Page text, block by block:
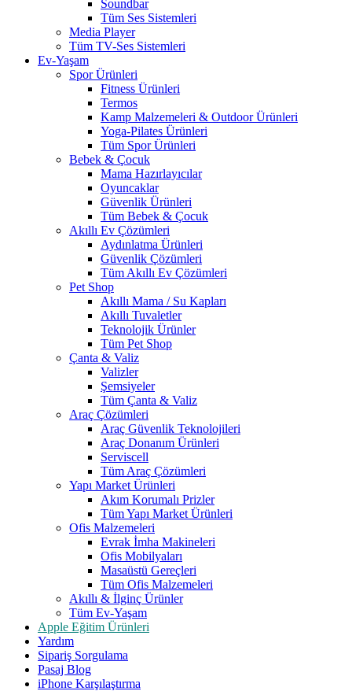
Soundbar
Tüm Ses Sistemleri
Media Player
Tüm TV-Ses Sistemleri
Ev-Yaşam
Spor Ürünleri
Fitness Ürünleri
Termos
Kamp Malzemeleri & Outdoor Ürünleri
Yoga-Pilates Ürünleri
Tüm Spor Ürünleri
Bebek & Çocuk
Mama Hazırlayıcılar
Oyuncaklar
Güvenlik Ürünleri
Tüm Bebek & Çocuk
Akıllı Ev Çözümleri
Aydınlatma Ürünleri
Güvenlik Çözümleri
Tüm Akıllı Ev Çözümleri
Pet Shop
Akıllı Mama / Su Kapları
Akıllı Tuvaletler
Teknolojik Ürünler
Tüm Pet Shop
Çanta & Valiz
Valizler
Şemsiyeler
Tüm Çanta & Valiz
Araç Çözümleri
Araç Güvenlik Teknolojileri
Araç Donanım Ürünleri
Serviscell
Tüm Araç Çözümleri
Yapı Market Ürünleri
Akım Korumalı Prizler
Tüm Yapı Market Ürünleri
Ofis Malzemeleri
Evrak İmha Makineleri
Ofis Mobilyaları
Masaüstü Gereçleri
Tüm Ofis Malzemeleri
Akıllı & İlginç Ürünler
Tüm Ev-Yaşam
Apple Eğitim Ürünleri
Yardım
Sipariş Sorgulama
Pasaj Blog
iPhone Karşılaştırma